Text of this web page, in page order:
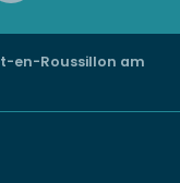
en-Roussillon am